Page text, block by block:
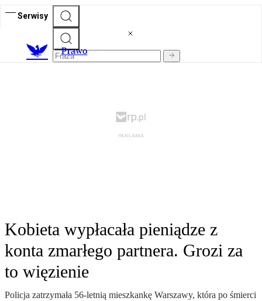
Serwisy
Prawo
Kobieta wypłacała pieniądze z
konta zmarłego partnera. Grozi za
to więzienie
Policja zatrzymała 56-letnią mieszkankę Warszawy, która po śmierci